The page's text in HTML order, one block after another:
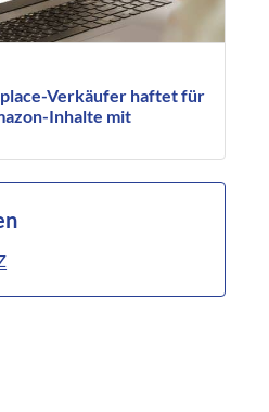
Verkäufer haftet für
Inhalte mit